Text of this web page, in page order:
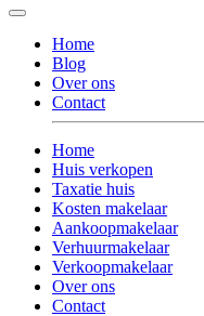
Home
Blog
Over ons
Contact
Home
Huis verkopen
Taxatie huis
Kosten makelaar
Aankoopmakelaar
Verhuurmakelaar
Verkoopmakelaar
Over ons
Contact